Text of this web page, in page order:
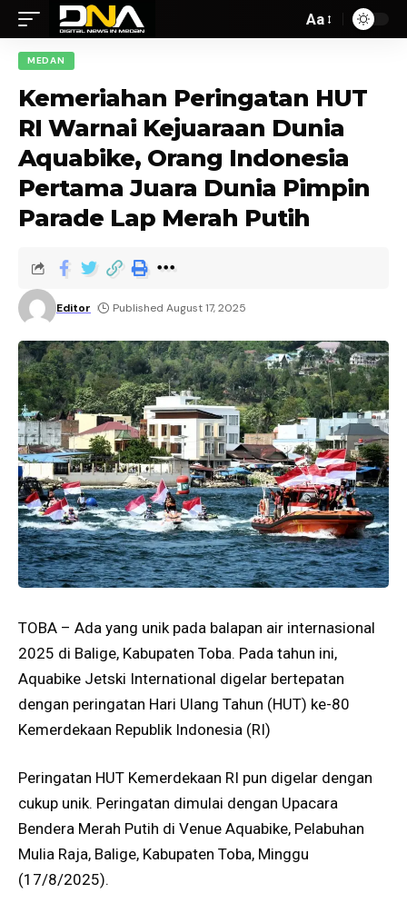
Aa
MEDAN
Kemeriahan Peringatan HUT
RI Warnai Kejuaraan Dunia
Aquabike, Orang Indonesia
Pertama Juara Dunia Pimpin
Parade Lap Merah Putih
Editor Published August 17, 2025
TOBA – Ada yang unik pada balapan air internasional
2025 di Balige, Kabupaten Toba. Pada tahun ini,
Aquabike Jetski International digelar bertepatan
dengan peringatan Hari Ulang Tahun (HUT) ke-80
Kemerdekaan Republik Indonesia (RI)
Peringatan HUT Kemerdekaan RI pun digelar dengan
cukup unik. Peringatan dimulai dengan Upacara
Bendera Merah Putih di Venue Aquabike, Pelabuhan
Mulia Raja, Balige, Kabupaten Toba, Minggu
(17/8/2025).